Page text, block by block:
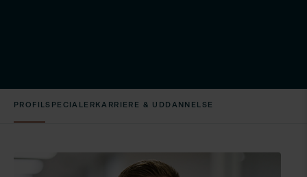
PROFILSPECIALERKARRIERE & UDDANNELSE